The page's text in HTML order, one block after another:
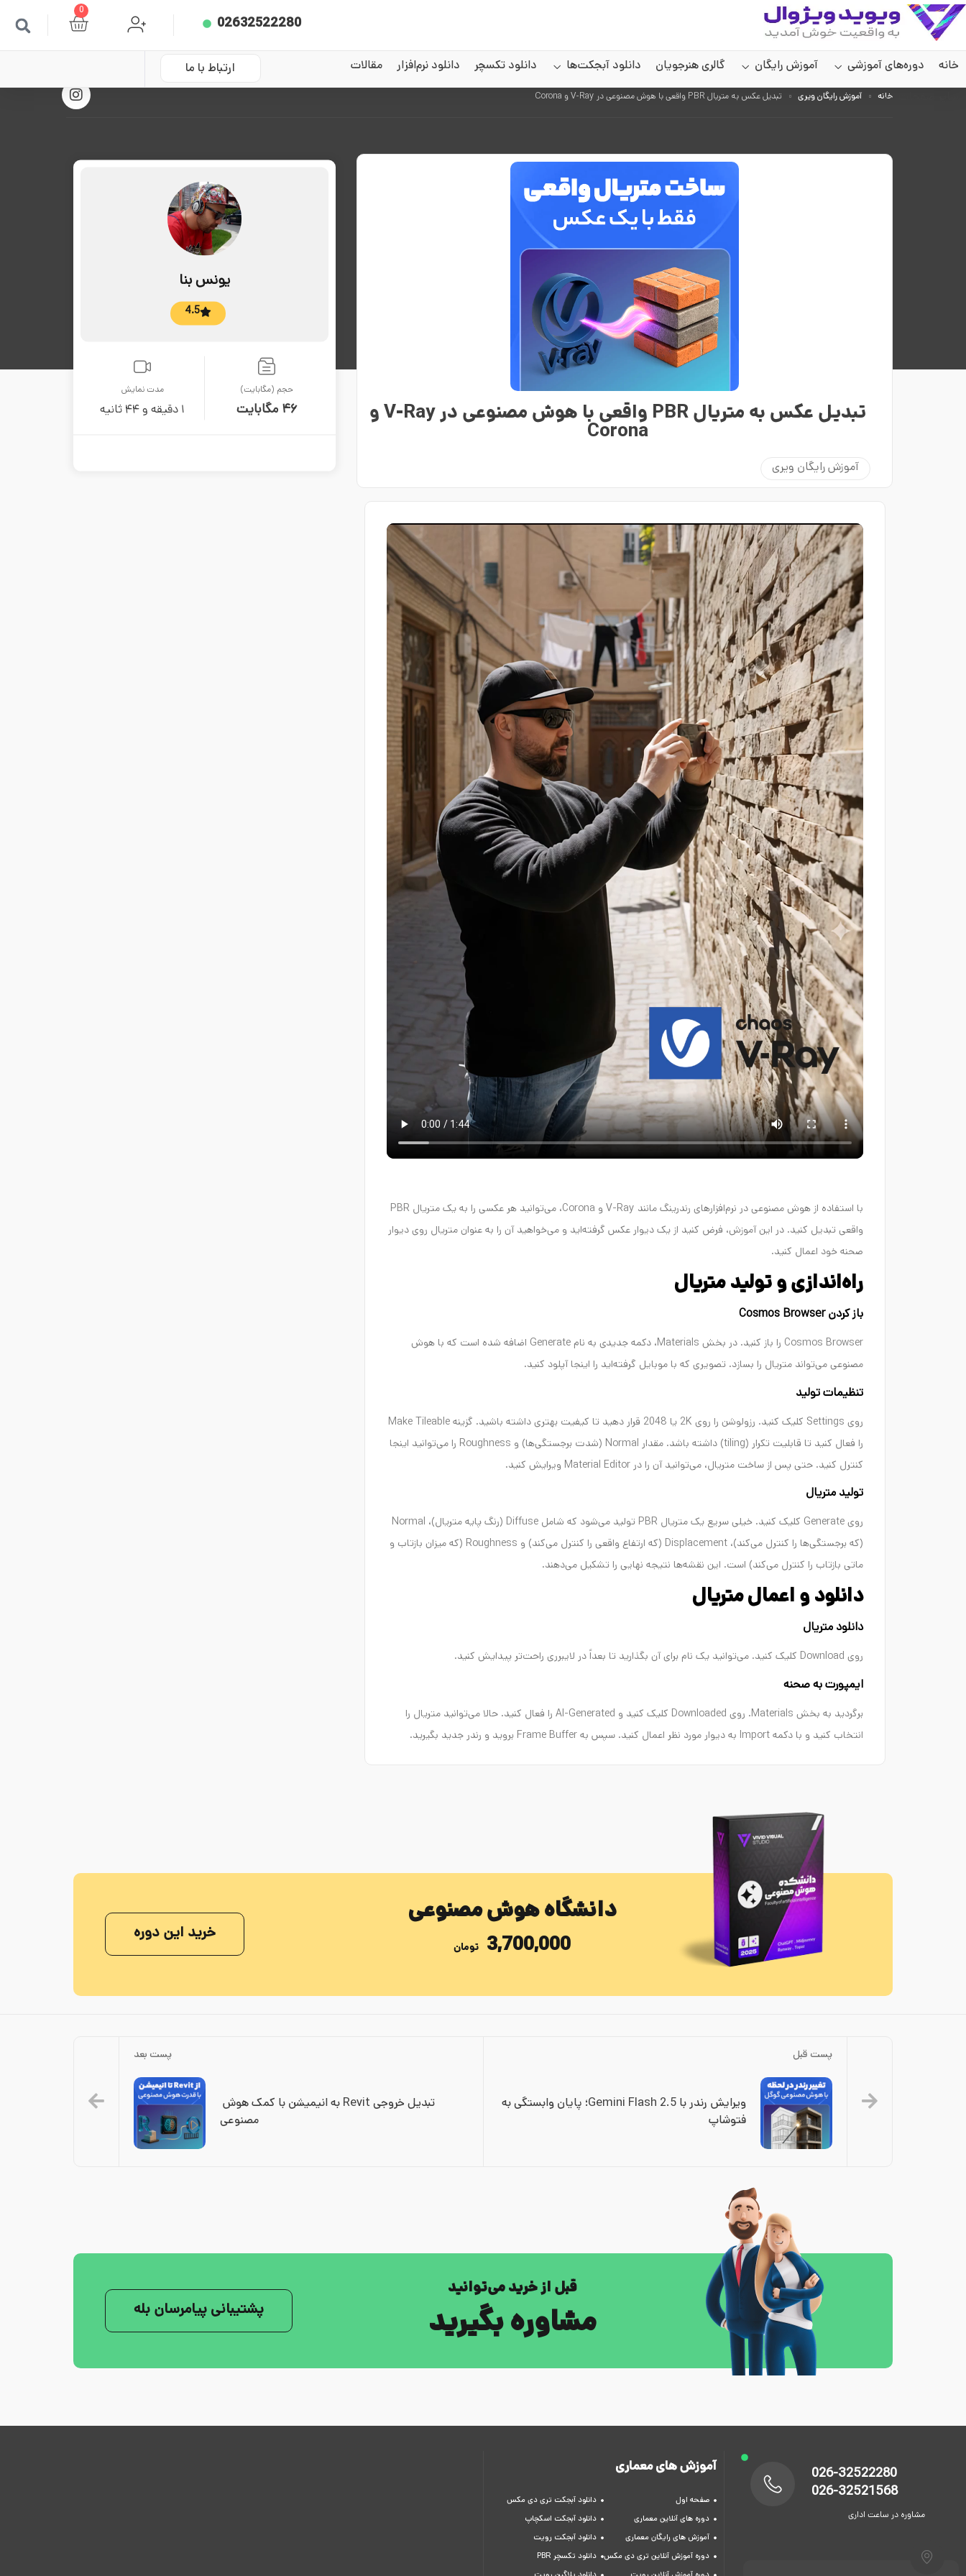
02632522280
0
خانه دوره‌های آموزشی آموزش رایگان گالری هنرجویان دانلود آبجکت‌ها دانلود تکسچر دانلود نرم‌افزار
مقالات
ارتباط با ما
خانه آموزش رایگان ویری تبدیل عکس به متریال PBR واقعی با هوش مصنوعی در V-Ray و Corona
تبدیل عکس به متریال PBR واقعی با هوش مصنوعی در V-Ray و
Corona
آموزش رایگان ویری
با استفاده از هوش مصنوعی در نرم‌افزارهای رندرینگ مانند V-Ray و Corona، می‌توانید هر عکسی را به یک متریال PBR
واقعی تبدیل کنید. در این آموزش، فرض کنید از یک دیوار عکس گرفته‌اید و می‌خواهید آن را به عنوان متریال روی دیوار
صحنه خود اعمال کنید.
راه‌اندازی و تولید متریال
باز کردن Cosmos Browser
Cosmos Browser را باز کنید. در بخش Materials، دکمه جدیدی به نام Generate اضافه شده است که با هوش
مصنوعی می‌تواند متریال را بسازد. تصویری که با موبایل گرفته‌اید را اینجا آپلود کنید.
تنظیمات تولید
روی Settings کلیک کنید. رزولوشن را روی 2K یا 2048 قرار دهید تا کیفیت بهتری داشته باشید. گزینه Make Tileable
را فعال کنید تا قابلیت تکرار (tiling) داشته باشد. مقدار Normal (شدت برجستگی‌ها) و Roughness را می‌توانید اینجا
کنترل کنید. حتی پس از ساخت متریال، می‌توانید آن را در Material Editor ویرایش کنید.
تولید متریال
روی Generate کلیک کنید. خیلی سریع یک متریال PBR تولید می‌شود که شامل Diffuse (رنگ پایه متریال)، Normal
(که برجستگی‌ها را کنترل می‌کند)، Displacement (که ارتفاع واقعی را کنترل می‌کند) و Roughness (که میزان بازتاب و
ماتی بازتاب را کنترل می‌کند) است. این نقشه‌ها نتیجه نهایی را تشکیل می‌دهند.
دانلود و اعمال متریال
دانلود متریال
روی Download کلیک کنید. می‌توانید یک نام برای آن بگذارید تا بعداً در لایبرری راحت‌تر پیدایش کنید.
ایمپورت به صحنه
برگردید به بخش Materials. روی Downloaded کلیک کنید و AI-Generated را فعال کنید. حالا می‌توانید متریال را
انتخاب کنید و با دکمه Import به دیوار مورد نظر اعمال کنید. سپس به Frame Buffer بروید و رندر جدید بگیرید.
یونس بنا
4.5
حجم (مگابایت)
46 مگابایت
مدت نمایش
1 دقیقه و 44 ثانیه
دانشگاه هوش مصنوعی
3,700,000 تومان
خرید این دوره
پست قبل
فتوشاپ
پست بعد
مصنوعی
قبل از خرید می‌توانید
مشاوره بگیرید پشتیبانی پیامرسان بله
026-32522280
026-32521568
مشاوره در ساعت اداری
آموزش های معماری
صفحه اول
دوره های آنلاین معماری
آموزش های رایگان معماری
دوره آموزش آنلاین تری دی مکس
دانلود آبجکت تری دی مکس
دانلود آبجکت اسکچاپ
دانلود آبجکت رویت
دانلود تکسچر PBR